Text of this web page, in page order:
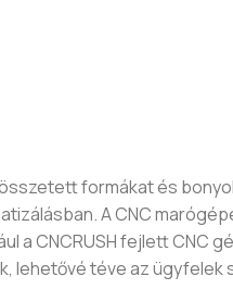
formákat és
A CNC
a CNCRUSH fejlett CNC
lehetővé téve az ügyfelek